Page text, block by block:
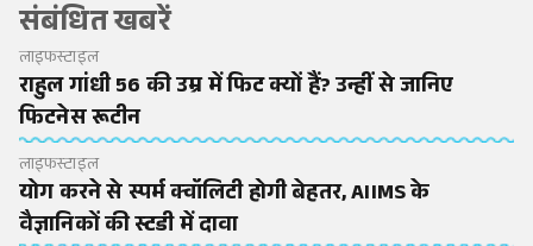
संबंधित खबरें
लाइफस्टाइल
राहुल गांधी 56 की उम्र में फिट क्यों हैं? उन्हीं से जानिए
फिटनेस रूटीन
लाइफस्टाइल
योग करने से स्पर्म क्वॉलिटी होगी बेहतर, AIIMS के
वैज्ञानिकों की स्टडी में दावा